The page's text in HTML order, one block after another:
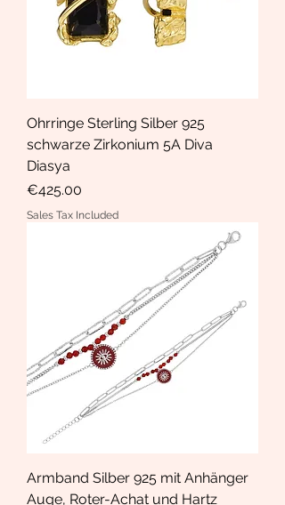
Ohrringe Sterling Silber 925
schwarze Zirkonium 5A Diva
Diasya
Price
€425.00
Sales Tax Included
Armband Silber 925 mit Anhänger
Auge, Roter-Achat und Hartz